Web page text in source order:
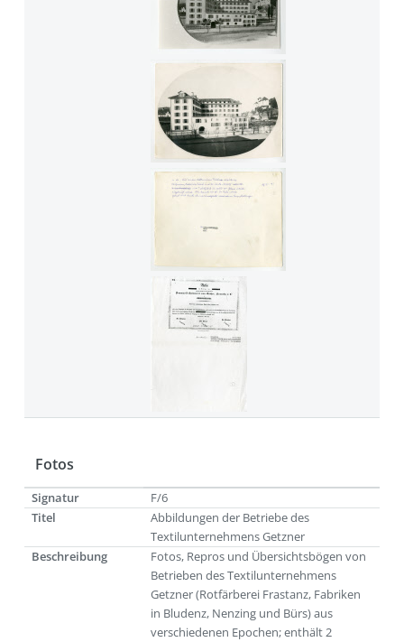
Fotos
Signatur
F/6
Titel
Abbildungen der Betriebe des
Textilunternehmens Getzner
Beschreibung
Fotos, Repros und Übersichtsbögen von
Betrieben des Textilunternehmens
Getzner (Rotfärberei Frastanz, Fabriken
in Bludenz, Nenzing und Bürs) aus
verschiedenen Epochen; enthält 2